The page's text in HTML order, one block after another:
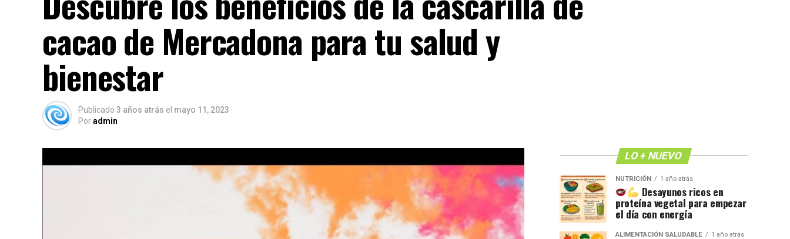
cacao de Mercadona para tu salud y
bienestar
Publicado 3 años atrás el mayo 11, 2023
Poradmin
LO + NUEVO
NUTRICIÓN 1 año atrás
Desayunos ricos en
proteína vegetal para empezar
el día con energía
ALIMENTACIÓN SALUDABLE 1 año atrás